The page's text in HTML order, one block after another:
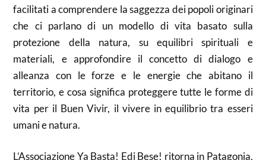
facilitati a comprendere la saggezza dei popoli originari
che ci parlano di un modello di vita basato sulla
protezione della natura, su equilibri spirituali e
materiali, e approfondire il concetto di dialogo e
alleanza con le forze e le energie che abitano il
territorio, e cosa significa proteggere tutte le forme di
vita per il Buen Vivir, il vivere in equilibrio tra esseri
umani e natura.
L’AssociazioneYa Basta! EdiBese! ritorna in Patagonia,